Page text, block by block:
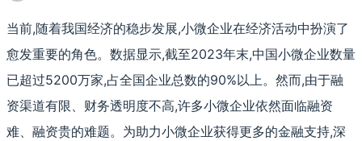
当前,随着我国经济的稳步发展,小微企业在经济活动中扮演了
愈发重要的角色。数据显示,截至2023年末,中国小微企业数量
已超过5200万家,占全国企业总数的90%以上。然而,由于融
资渠道有限、财务透明度不高,许多小微企业依然面临融资
难、融资贵的难题。为助力小微企业获得更多的金融支持,深